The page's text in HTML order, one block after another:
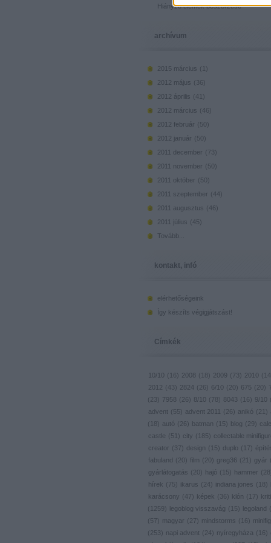
Hiányzó elemek beszerzése
archívum
2015 március (
)
2012 május ( 36 )
2012 április ( 41
)
2012 március ( 46 )
2012 február ( 50)
2012 január ( 50)
2011 december ( 73)
2011 november ( 50)
2011 október ( 50)
2011 szeptember ( 44)
2011 augusztus ( 46 )
2011 július ( 45)
Tovább
kontakt, infó
elérhetőségeink
Így készíts végigjátszást!
Címkék
10/10 ( 16 ) 2008 ( 18 ) 2009 ( 73) 2010 (
2012 ( 43) 2824 ( 26 ) 6/10 ( 20) 675 ( 20)
( 23) 7958 ( 26 ) 8/10 ( 78 ) 8043 ( 16 ) 9/10 (
advent ( 55) advent 2011 ( 26 ) anikó ( 21 )
(
18 ) autó ( 26 ) batman ( 15) blog ( 29)
castle ( 51 ) city ( 185) collectable
creator ( 37) design ( 15) duplo ( 17)
fabuland ( 20) film ( 20) greg36 ( 21 ) gyár (
gyárlátogatás ( 20) hajó ( 15) hammer ( 28
hírek ( 75) ikarus ( 24) indiana jones ( 18 )
karácsony ( 47) képek ( 36 ) klón ( 17)
(
1259) legoblog visszavág ( 15) legoland (
( 57) magyar ( 27) mindstorms ( 16 ) minifig
( 253) napi advent ( 24) nyíregyháza ( 16 )